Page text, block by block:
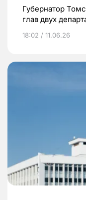
Губернатор
глав двух
18:02 / 11.06.26